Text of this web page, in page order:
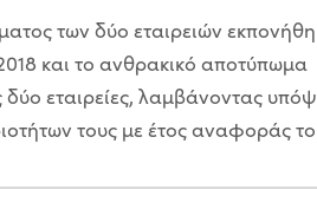
των δύο εταιρειών
και το ανθρακικό αποτύπωμα
δύο εταιρείες, λαμβάνοντας
τους με έτος αναφοράς